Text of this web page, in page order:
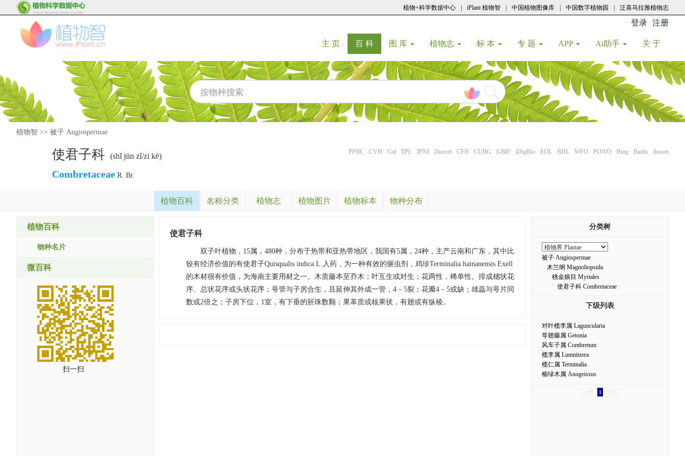
植物+科学数据中心 iPlant 植物智 中国植物图像库 中国数字植物园 泛喜马拉雅植物志
登录 注册
主 页(current)
百 科(current)
图 库 植物志 标 本 专 题 APP Ai助手 关 于
植物智 >> 被子 Angiospermae
使君子科 (shǐ jūn zǐ/zi kē) PPBC CVH Col TPL IPNI Duocet CFH CUBG GBIF iDigBio EOL BHL WFO POWO Bing Baidu duocet
Combretaceae R. Br.
植物百科 名称分类 植物志 植物图片 植物标本 物种分布
植物百科
物种名片
微百科
扫一扫
使君子科
双子叶植物，15属，480种，分布于热带和亚热带地区，我国有5属，24种，主产云南和广东，其中比
较有经济价值的有使君子Quisqualis indica L.入药，为一种有效的驱虫剂，鸡珍Terminalia hainanensis Exell
的木材很有价值，为海南主要用材之一。木质藤本至乔木；叶互生或对生；花两性，稀单性。排成穗状花
序、总状花序或头状花序；萼管与子房合生，且延伸其外成一管，4－5裂；花瓣4－5或缺；雄蕊与萼片同
数或2倍之；子房下位，1室，有下垂的胚珠数颗；果革质或核果状，有翅或有纵棱。
分类树
被子 Angiospermae
木兰纲 Magnoliopsida
桃金娘目 Myrtales
使君子科 Combretaceae
下级列表
对叶榄李属 Laguncularia
萼翅藤属 Getonia
风车子属 Combretum
榄李属 Lumnitzera
榄仁属 Terminalia
榆绿木属 Anogeissus
1 下页